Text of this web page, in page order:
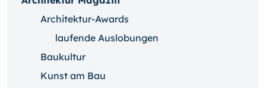
Architektur-Awards
laufende Auslobungen
Baukultur
Kunst am Bau